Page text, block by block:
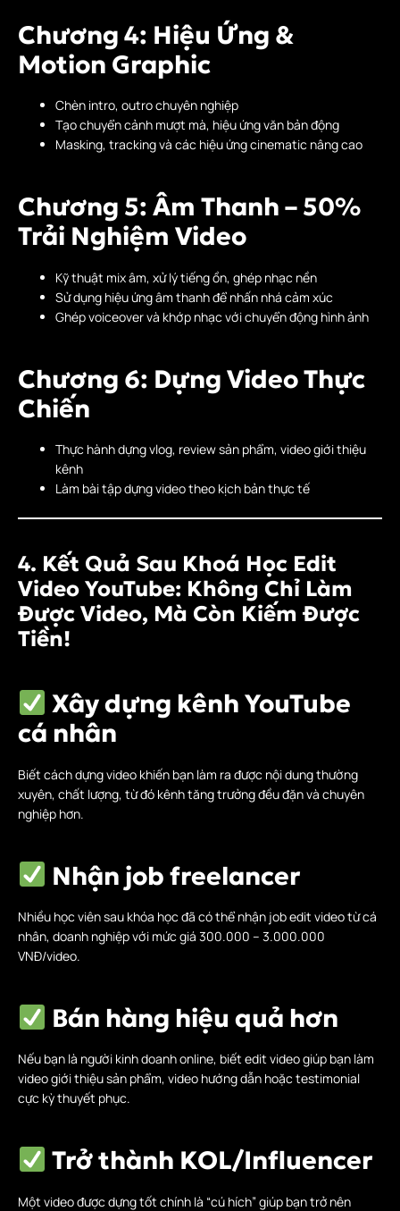
Chương 4: Hiệu Ứng &
Motion Graphic
Chèn intro, outro chuyên nghiệp
Tạo chuyển cảnh mượt mà, hiệu ứng văn bản động
Masking, tracking và các hiệu ứng cinematic nâng cao
Chương 5: Âm Thanh – 50%
Trải Nghiệm Video
Kỹ thuật mix âm, xử lý tiếng ồn, ghép nhạc nền
Sử dụng hiệu ứng âm thanh để nhấn nhá cảm xúc
Ghép voiceover và khớp nhạc với chuyển động hình ảnh
Chương 6: Dựng Video Thực
Chiến
Thực hành dựng vlog, review sản phẩm, video giới thiệu
kênh
Làm bài tập dựng video theo kịch bản thực tế
4. Kết Quả Sau Khoá Học Edit
Video YouTube: Không Chỉ Làm
Được Video, Mà Còn Kiếm Được
Tiền!
Xây dựng kênh YouTube
cá nhân
Biết cách dựng video khiến bạn làm ra được nội dung thường
xuyên, chất lượng, từ đó kênh tăng trưởng đều đặn và chuyên
nghiệp hơn.
Nhận job freelancer
Nhiều học viên sau khóa học đã có thể nhận job edit video từ cá
nhân, doanh nghiệp với mức giá 300.000 – 3.000.000
VNĐ/video.
Bán hàng hiệu quả hơn
Nếu bạn là người kinh doanh online, biết edit video giúp bạn làm
video giới thiệu sản phẩm, video hướng dẫn hoặc testimonial
cực kỳ thuyết phục.
Trở thành KOL/Influencer
Một video được dựng tốt chính là “cú hích” giúp bạn trở nên